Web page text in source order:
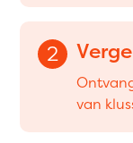
2
van